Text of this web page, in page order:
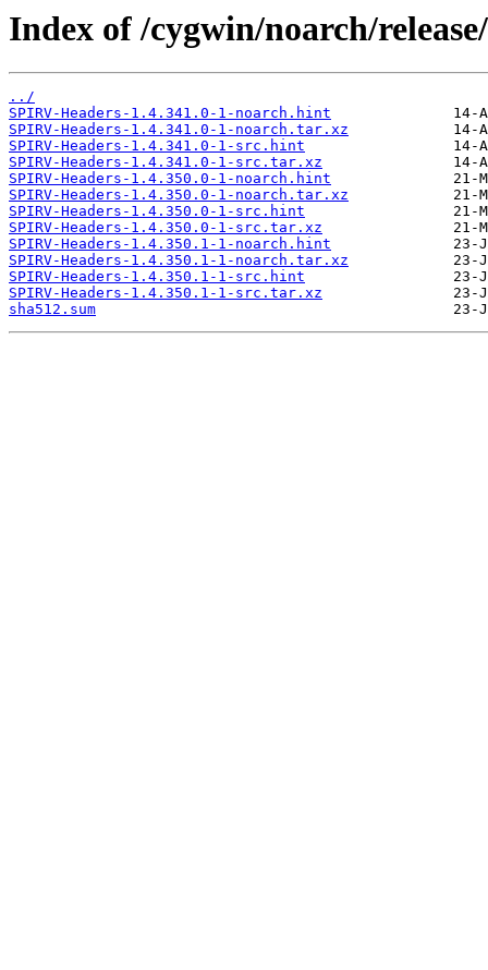
Index of /cygwin/noarch/
../
SPIRV-Headers-1.4.341.0-1-noarch.hint
SPIRV-Headers-1.4.341.0-1-noarch.tar.xz
SPIRV-Headers-1.4.341.0-1-src.hint
SPIRV-Headers-1.4.341.0-1-src.tar.xz
SPIRV-Headers-1.4.350.0-1-noarch.hint
SPIRV-Headers-1.4.350.0-1-noarch.tar.xz
SPIRV-Headers-1.4.350.0-1-src.hint
SPIRV-Headers-1.4.350.0-1-src.tar.xz
SPIRV-Headers-1.4.350.1-1-noarch.hint
SPIRV-Headers-1.4.350.1-1-noarch.tar.xz
SPIRV-Headers-1.4.350.1-1-src.hint
SPIRV-Headers-1.4.350.1-1-src.tar.xz
sha512.sum